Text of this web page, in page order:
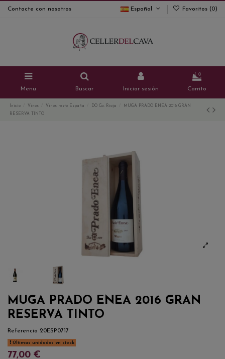
Contacte con nosotros Español Favoritos (0)
Menu Buscar Iniciar sesión
0
Carrito
Inicio Vinos Vinos resto España DO Ca. Rioja
MUGA PRADO ENEA 2016 GRAN
RESERVA TINTO
MUGA PRADO ENEA 2016 GRAN
RESERVA TINTO
Referencia 20ESP0717
Últimas unidades en stock
77,00 €